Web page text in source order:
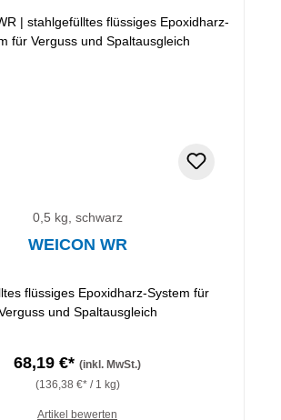
0,5 kg, schwarz
WEICON WR
flüssiges Epoxidharz-System für
und Spaltausgleich
68,19 €* (inkl. MwSt.)
(136,38 €* / 1 kg)
Artikel bewerten